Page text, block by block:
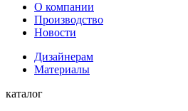
О компании
Производство
Новости
Дизайнерам
Материалы
каталог